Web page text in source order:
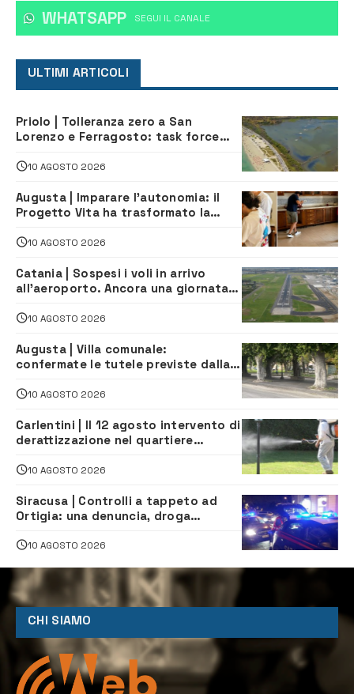
WHATSAPP ‎SEGUI IL CANALE
ULTIMI ARTICOLI
Priolo | Tolleranza zero a San
Lorenzo e Ferragosto: task force
navette gratuite
10 AGOSTO 2026
Augusta | Imparare l’autonomia: il
Progetto Vita ha trasformato la
indipendenza
10 AGOSTO 2026
Catania | Sospesi i voli in arrivo
all’aeroporto. Ancora una giornata
10 AGOSTO 2026
Augusta | Villa comunale:
confermate le tutele previste dalla
10 AGOSTO 2026
Carlentini | Il 12 agosto intervento di
derattizzazione nel quartiere
10 AGOSTO 2026
Siracusa | Controlli a tappeto ad
Ortigia: una denuncia, droga
multe
10 AGOSTO 2026
CHI SIAMO